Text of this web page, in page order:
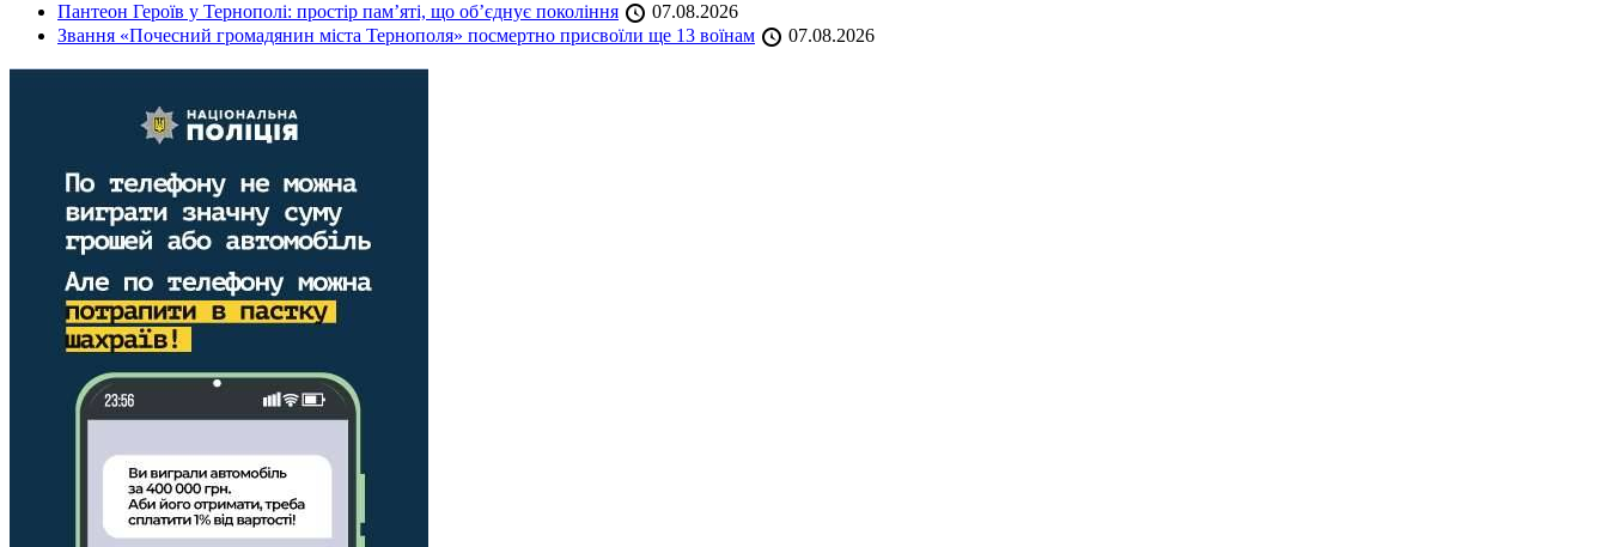
Пантеон Героїв у Тернополі: простір пам’яті, що об’єднує покоління
07.08.2026
Звання «Почесний громадянин міста Тернополя» посмертно присвоїли ще 13 воїнам
07.08.2026